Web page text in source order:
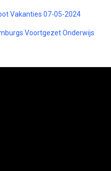
Vakanties 07-05-2024
Voortgezet Onderwijs